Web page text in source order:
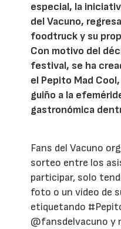
especial, la
del Vacuno,
foodtruck y su
Con motivo del
festival, se ha
el Pepito Mad
guiño a la
gastronómica
Fans del Vacuno
sorteo entre los
participar, solo
foto o un vídeo de
etiquetando
@fansdelvacuno y